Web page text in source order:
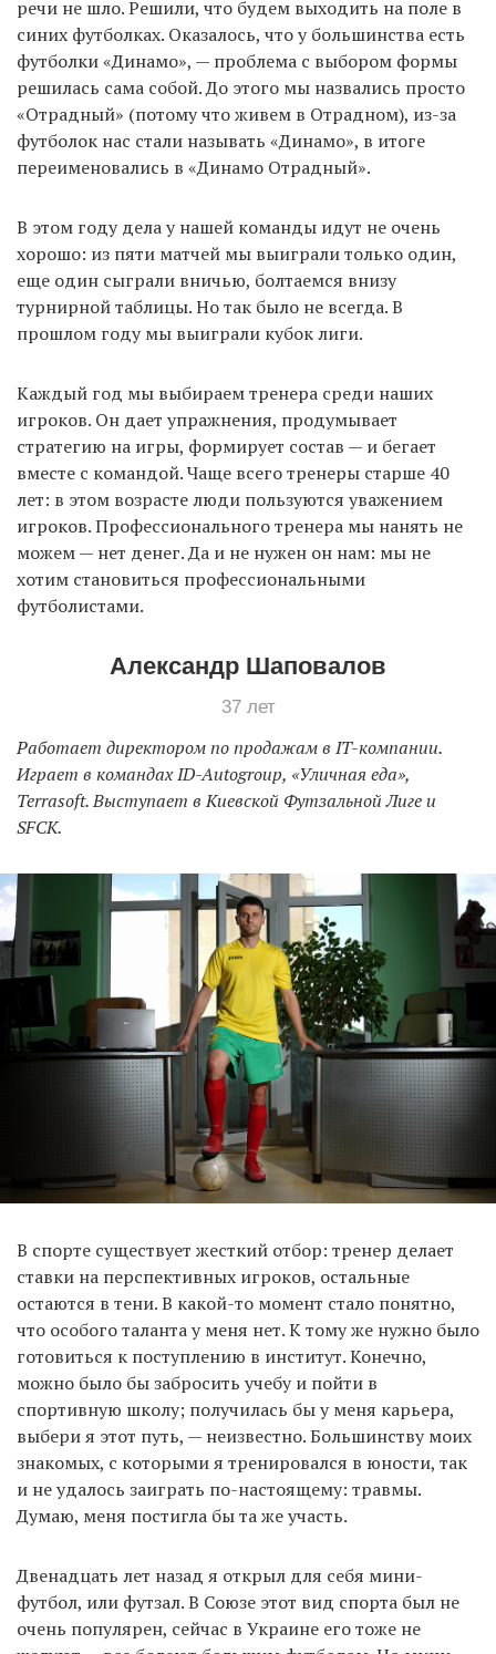
речи не шло. Решили, что будем выходить на поле в
синих футболках. Оказалось, что у большинства есть
футболки «Динамо», — проблема с выбором формы
решилась сама собой. До этого мы назвались просто
«Отрадный» (потому что живем в Отрадном), из-за
футболок нас стали называть «Динамо», в итоге
переименовались в «Динамо Отрадный».
В этом году дела у нашей команды идут не очень
хорошо: из пяти матчей мы выиграли только один,
еще один сыграли вничью, болтаемся внизу
турнирной таблицы. Но так было не всегда. В
прошлом году мы выиграли кубок лиги.
Каждый год мы выбираем тренера среди наших
игроков. Он дает упражнения, продумывает
стратегию на игры, формирует состав — и бегает
вместе с командой. Чаще всего тренеры старше 40
лет: в этом возрасте люди пользуются уважением
игроков. Профессионального тренера мы нанять не
можем — нет денег. Да и не нужен он нам: мы не
хотим становиться профессиональными
футболистами.
Александр Шаповалов
37 лет
Работает директором по продажам в IT-компании.
Играет в командах ID-Autogroup, «Уличная еда»,
Terrasoft. Выступает в Киевской Футзальной Лиге и
SFCK.
В спорте существует жесткий отбор: тренер делает
ставки на перспективных игроков, остальные
остаются в тени. В какой-то момент стало понятно,
что особого таланта у меня нет. К тому же нужно было
готовиться к поступлению в институт. Конечно,
можно было бы забросить учебу и пойти в
спортивную школу; получилась бы у меня карьера,
выбери я этот путь, — неизвестно. Большинству моих
знакомых, с которыми я тренировался в юности, так
и не удалось заиграть по-настоящему: травмы.
Думаю, меня постигла бы та же участь.
Двенадцать лет назад я открыл для себя мини-
футбол, или футзал. В Союзе этот вид спорта был не
очень популярен, сейчас в Украине его тоже не